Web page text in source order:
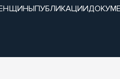
ПУБЛИКАЦИИ